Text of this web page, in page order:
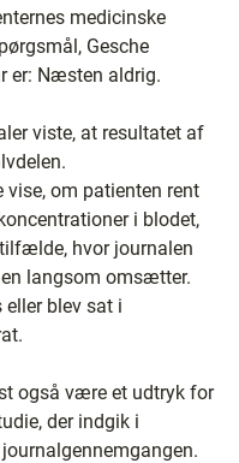
medicinske
Gesche
er: Næsten aldrig.
viste, at resultatet af
om patienten rent
i blodet,
hvor journalen
langsom omsætter.
blev sat i
også være et udtryk for
der indgik i